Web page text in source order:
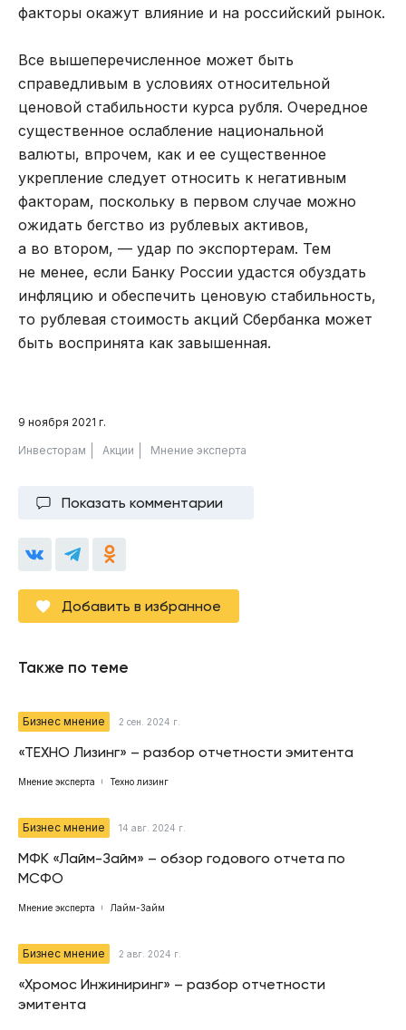
факторы окажут влияние и на российский рынок.
Все вышеперечисленное может быть
справедливым в условиях относительной
ценовой стабильности курса рубля. Очередное
существенное ослабление национальной
валюты, впрочем, как и ее существенное
укрепление следует относить к негативным
факторам, поскольку в первом случае можно
ожидать бегство из рублевых активов,
а во втором, — удар по экспортерам. Тем
не менее, если Банку России удастся обуздать
инфляцию и обеспечить ценовую стабильность,
то рублевая стоимость акций Сбербанка может
быть воспринята как завышенная.
9 ноября 2021 г.
Инвесторам Акции Мнение эксперта
Показать комментарии
Добавить в избранное
Также по теме
Бизнес мнение 2 сен. 2024 г.
«ТЕХНО Лизинг» – разбор отчетности эмитента
Мнение эксперта Техно лизинг
Бизнес мнение 14 авг. 2024 г.
МФК «Лайм-Займ» – обзор годового отчета по
МСФО
Мнение эксперта Лайм-Займ
Бизнес мнение 2 авг. 2024 г.
«Хромос Инжиниринг» – разбор отчетности
эмитента